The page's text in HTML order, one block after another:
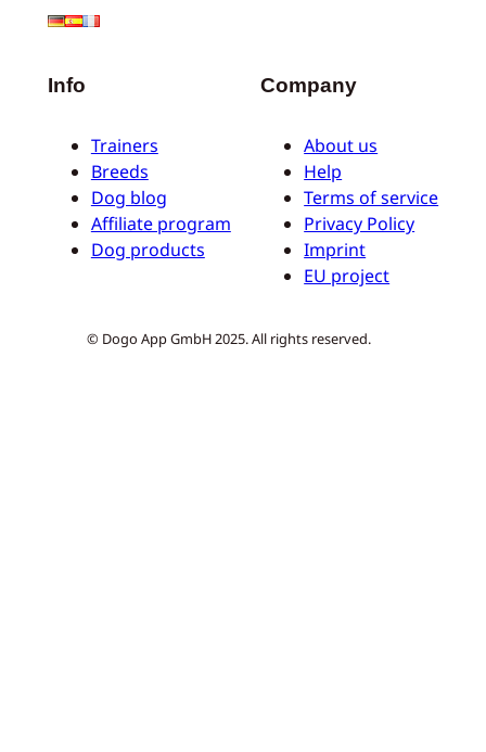
Info
Trainers
Breeds
Dog blog
Affiliate program
Dog products
Company
About us
Help
Terms of service
Privacy Policy
Imprint
EU project
© Dogo App GmbH 2025. All rights reserved.